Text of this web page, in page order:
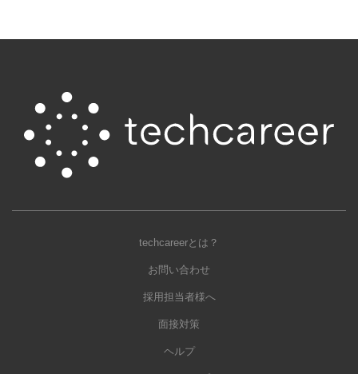
techcareerとは？
お問い合わせ
採用担当者様へ
面接対策
ヘルプ